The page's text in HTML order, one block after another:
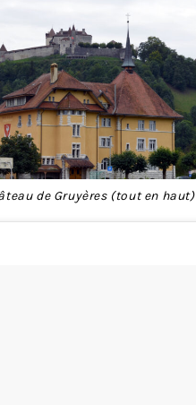
de Gruyères (tout en haut)